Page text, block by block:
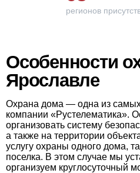
регионов
Особенности
Ярославле
Охрана дома — одна из
компании «Рустелематика».
организовать систему
а также на территории
услугу охраны одного дома,
поселка. В этом случае мы
организуем круглосуточный